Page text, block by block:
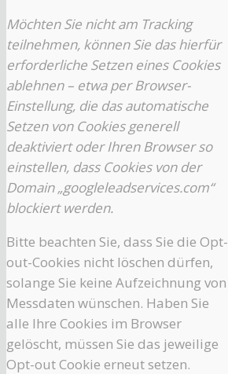
Möchten Sie nicht am Tracking
teilnehmen, können Sie das hierfür
erforderliche Setzen eines Cookies
ablehnen – etwa per Browser-
Einstellung, die das automatische
Setzen von Cookies generell
deaktiviert oder Ihren Browser so
einstellen, dass Cookies von der
Domain „googleleadservices.com“
blockiert werden.
Bitte beachten Sie, dass Sie die Opt-
out-Cookies nicht löschen dürfen,
solange Sie keine Aufzeichnung von
Messdaten wünschen. Haben Sie
alle Ihre Cookies im Browser
gelöscht, müssen Sie das jeweilige
Opt-out Cookie erneut setzen.